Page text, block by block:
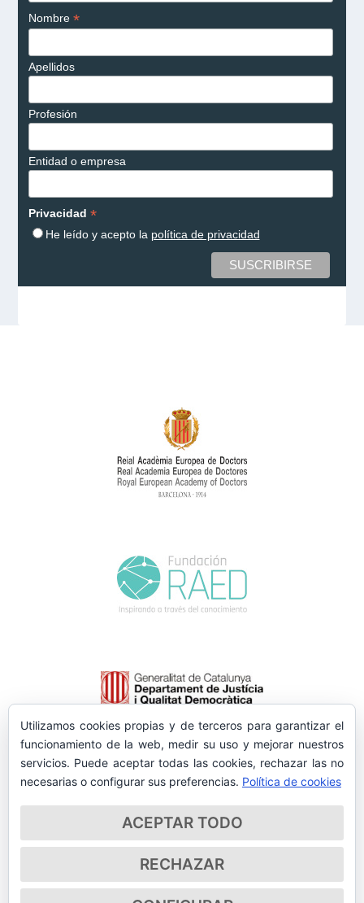
Nombre *
Apellidos
Profesión
Entidad o empresa
Privacidad *
He leído y acepto la política de privacidad
Utilizamos cookies propias y de terceros para garantizar el
funcionamiento de la web, medir su uso y mejorar nuestros
servicios. Puede aceptar todas las cookies, rechazar las no
necesarias o configurar sus preferencias. Política de cookies
ACEPTAR TODO
RECHAZAR